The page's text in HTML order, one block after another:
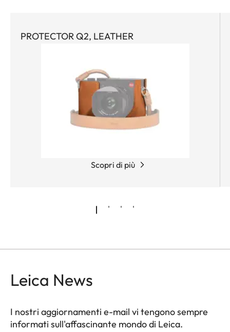
PROTECTOR Q2, LEATHER
Scopri di più
Leica News
I nostri aggiornamenti e-mail vi tengono sempre
informati sull'affascinante mondo di Leica.